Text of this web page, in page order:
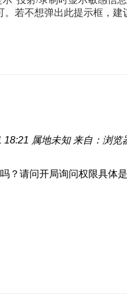
若不想弹出此提示框，
18:21 属地未知 来自：浏览
？请问开局询问权限具体